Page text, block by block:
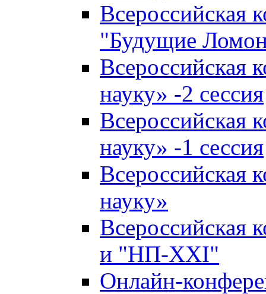
Всероссийская
"Будущие
Всероссийская
науку» -2 сессия
Всероссийская
науку» -1 сессия
Всероссийская
науку»
и "НП-XXI"
Онлайн-